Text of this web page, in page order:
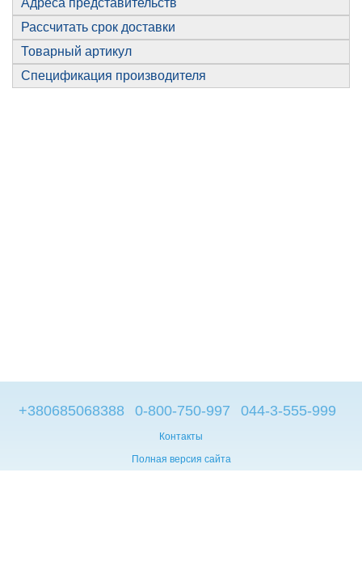
Рассчитать срок доставки
Товарный артикул
Спецификация производителя
+380685068388 0-800-750-997 044-3-555-999
Контакты
Полная версия сайта